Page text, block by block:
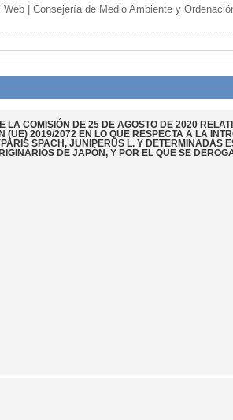
| Consejería de Medio Ambiente y
LA COMISIÓN DE 25 DE AGOSTO DE 2020
(UE) 2019/2072 EN LO QUE RESPECTA A LA
SPACH, JUNIPERUS L. Y DETERMINADAS
DE JAPÓN, Y POR EL QUE SE